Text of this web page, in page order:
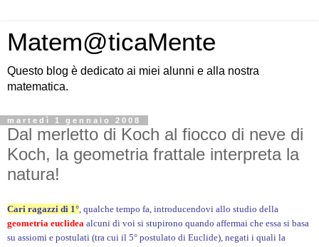
Matem@ticaMente
Questo blog è dedicato ai miei alunni e alla nostra
matematica.
martedì 1 gennaio 2008
Dal merletto di Koch al fiocco di neve di
Koch, la geometria frattale interpreta la
natura!
Cari ragazzi di 1° , qualche tempo fa, introducendovi allo studio della
geometria euclidea alcuni di voi si stupirono quando affermai che essa si basa
su assiomi e postulati (tra cui il 5° postulato di Euclide), negati i quali la